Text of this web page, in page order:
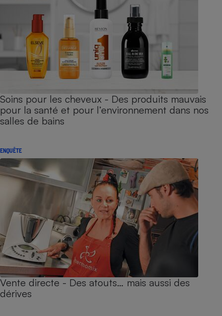
Soins pour les cheveux - Des produits mauvais
pour la santé et pour l’environnement dans nos
salles de bains
ENQUÊTE
Vente directe - Des atouts… mais aussi des
dérives